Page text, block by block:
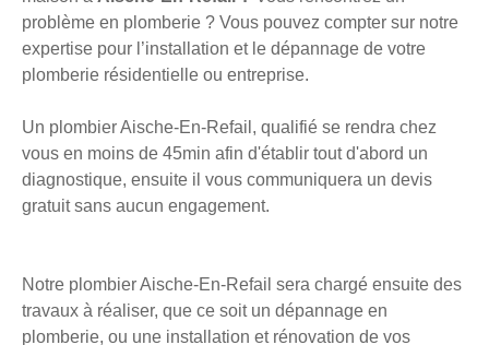
problème en plomberie ? Vous pouvez compter sur notre
expertise pour l’installation et le dépannage de votre
plomberie résidentielle ou entreprise.
Un plombier Aische-En-Refail, qualifié se rendra chez
vous en moins de 45min afin d'établir tout d'abord un
diagnostique, ensuite il vous communiquera un devis
gratuit sans aucun engagement.
Notre plombier Aische-En-Refail sera chargé ensuite des
travaux à réaliser, que ce soit un dépannage en
plomberie, ou une installation et rénovation de vos